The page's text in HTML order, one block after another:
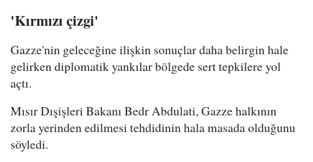
'Kırmızı çizgi'
Gazze'nin geleceğine ilişkin sonuçlar daha belirgin hale
gelirken diplomatik yankılar bölgede sert tepkilere yol
açtı.
Mısır Dışişleri Bakanı Bedr Abdulati, Gazze halkının
zorla yerinden edilmesi tehdidinin hala masada olduğunu
söyledi.